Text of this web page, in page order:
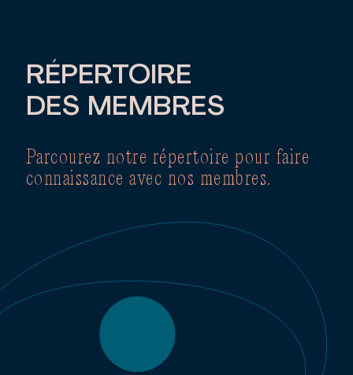
RÉPERTOIRE
DES MEMBRES
Parcourez notre répertoire pour faire
connaissance avec nos membres.